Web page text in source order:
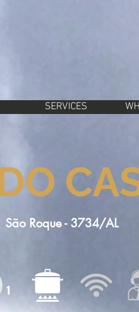
SERVICES
São Roque - 3734/AL
1